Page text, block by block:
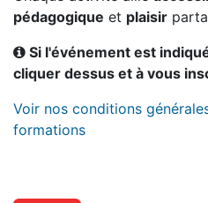
pédagogique et plaisir
Si l'événement est
cliquer dessus et à vous
Voir nos conditions
formations